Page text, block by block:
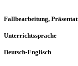
Fallbearbeitung,
Unterrichtssprache
Deutsch-Englisch